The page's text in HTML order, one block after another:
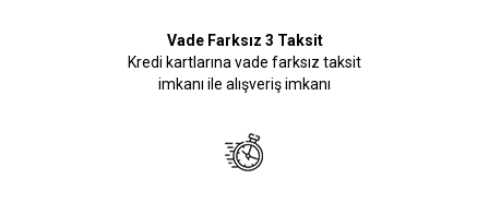
Vade Farksız 3 Taksit
Kredi kartlarına vade farksız taksit
imkanı ile alışveriş imkanı